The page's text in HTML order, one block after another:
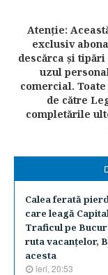
Atenţie:
exclusiv
descărca şi
uzul
comercial.
de către
completările
Calea ferată
care leagă
Traficul pe
ruta vacanţelor,
acesta
ieri, 20:53